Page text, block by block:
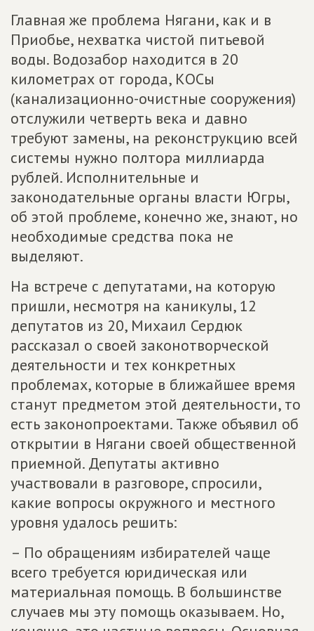
Главная же проблема Нягани, как и в
Приобье, нехватка чистой питьевой
воды. Водозабор находится в 20
километрах от города, КОСы
(канализационно-очистные сооружения)
отслужили четверть века и давно
требуют замены, на реконструкцию всей
системы нужно полтора миллиарда
рублей. Исполнительные и
законодательные органы власти Югры,
об этой проблеме, конечно же, знают, но
необходимые средства пока не
выделяют.
На встрече с депутатами, на которую
пришли, несмотря на каникулы, 12
депутатов из 20, Михаил Сердюк
рассказал о своей законотворческой
деятельности и тех конкретных
проблемах, которые в ближайшее время
станут предметом этой деятельности, то
есть законопроектами. Также объявил об
открытии в Нягани своей общественной
приемной. Депутаты активно
участвовали в разговоре, спросили,
какие вопросы окружного и местного
уровня удалось решить:
– По обращениям избирателей чаще
всего требуется юридическая или
материальная помощь. В большинстве
случаев мы эту помощь оказываем. Но,